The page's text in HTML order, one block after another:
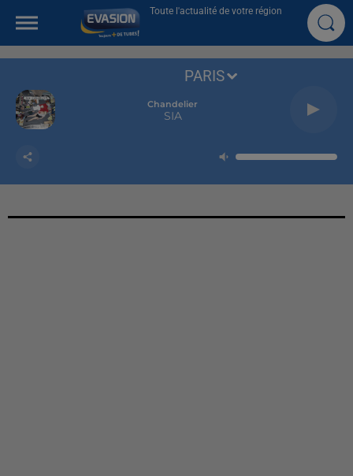
Toute l'actualité de votre région
Chandelier
SIA
PARIS